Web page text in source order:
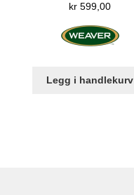
kr 599,00
Legg i handlekurv